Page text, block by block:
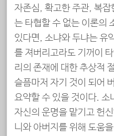
자존심, 확고한 주관, 복
는 타협할 수 없는 이론의
있다면, 소냐와 두냐는 유
를 져버리고라도 기꺼이
리의 존재에 대한 추상적
슬픔마저 자기 것이 되어
요약할 수 있을 것이다. 소
자신의 운명을 맡기고 헌
니와 아버지를 위해 도움